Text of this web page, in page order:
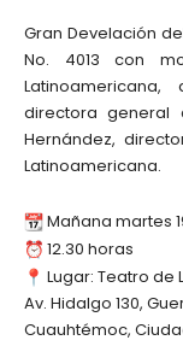
Gran Develación
No. 4013 con
directora general
Hernández,
Latinoamericana.
Mañana martes
12.30 horas
Lugar: Teatro de
Av. Hidalgo 130,
Cuauhtémoc,